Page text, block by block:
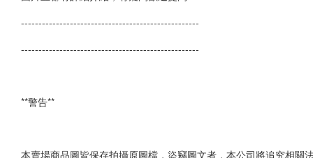
---------------------------------------------------
---------------------------------------------------
**警告**
本賣場商品圖皆保存拍攝原圖檔，盜竊圖文者，本公司將追究相關